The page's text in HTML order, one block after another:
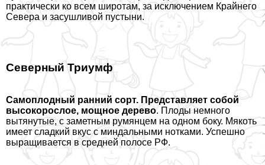
пpaктически ко всем широтам, за исключением Крайнего
Севера и засушливой пустыни.
Северный Триумф
Самоплодный ранний сорт. Представляет собой
высокорослое, мощное дерево. Плоды немного
вытянутые, с заметным румянцем на одном боку. Мякоть
имеет сладкий вкус с миндальными нотками. Успешно
выращивается в средней полосе РФ.